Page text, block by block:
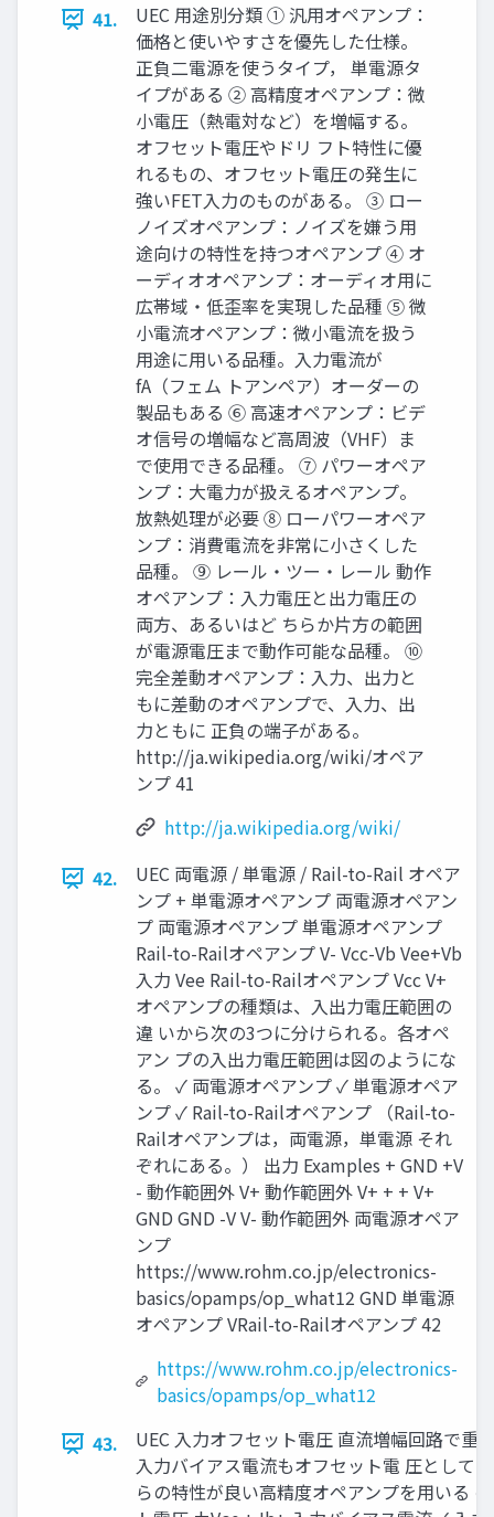
41.
UEC 用途別分類 ① 汎用オペアンプ：
価格と使いやすさを優先した仕様。
正負二電源を使うタイプ， 単電源タ
イプがある ② 高精度オペアンプ：微
小電圧（熱電対など）を増幅する。
オフセット電圧やドリ フト特性に優
れるもの、オフセット電圧の発生に
強いFET入力のものがある。 ③ ロー
ノイズオペアンプ：ノイズを嫌う用
途向けの特性を持つオペアンプ ④ オ
ーディオオペアンプ：オーディオ用に
広帯域・低歪率を実現した品種 ⑤ 微
小電流オペアンプ：微小電流を扱う
用途に用いる品種。入力電流が
fA（フェム トアンペア）オーダーの
製品もある ⑥ 高速オペアンプ：ビデ
オ信号の増幅など高周波（VHF）ま
で使用できる品種。 ⑦ パワーオペア
ンプ：大電力が扱えるオペアンプ。
放熱処理が必要 ⑧ ローパワーオペア
ンプ：消費電流を非常に小さくした
品種。 ⑨ レール・ツー・レール 動作
オペアンプ：入力電圧と出力電圧の
両方、あるいはど ちらか片方の範囲
が電源電圧まで動作可能な品種。 ⑩
完全差動オペアンプ：入力、出力と
もに差動のオペアンプで、入力、出
力ともに 正負の端子がある。
http://ja.wikipedia.org/wiki/オペア
ンプ 41
http://ja.wikipedia.org/wiki/
42.
UEC 両電源 / 単電源 / Rail-to-Rail オペア
ンプ + 単電源オペアンプ 両電源オペアン
プ 両電源オペアンプ 単電源オペアンプ
Rail-to-Railオペアンプ V- Vcc-Vb Vee+Vb
入力 Vee Rail-to-Railオペアンプ Vcc V+
オペアンプの種類は、入出力電圧範囲の
違 いから次の3つに分けられる。各オペ
アン プの入出力電圧範囲は図のようにな
る。 ✓ 両電源オペアンプ ✓ 単電源オペア
ンプ ✓ Rail-to-Railオペアンプ （Rail-to-
Railオペアンプは，両電源，単電源 それ
ぞれにある。） 出力 Examples + GND +V
- 動作範囲外 V+ 動作範囲外 V+ + + V+
GND GND -V V- 動作範囲外 両電源オペア
ンプ
https://www.rohm.co.jp/electronics-
basics/opamps/op_what12 GND 単電源
オペアンプ VRail-to-Railオペアンプ 42
https://www.rohm.co.jp/electronics-
basics/opamps/op_what12
43.
UEC 入力オフセット電圧 直流増幅回路で
入力バイアス電流もオフセット電 圧として
らの特性が良い高精度オペアンプを用いる